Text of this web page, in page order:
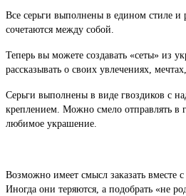
Все серьги выполнены в едином стиле и
сочетаются между собой.
Теперь вы можете создавать «сеты» из
рассказывать о своих увлечениях,
Серьги выполнены в виде гвоздиков с
креплением. Можно смело отправлять в
любимое украшение.
Возможно имеет смысл заказать вместе
Иногда они теряются, а подобрать «не